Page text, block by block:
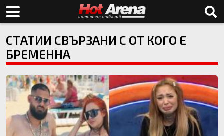
СТАТИИ СВЪРЗАНИ С ОТ КОГО Е
БРЕМЕННА